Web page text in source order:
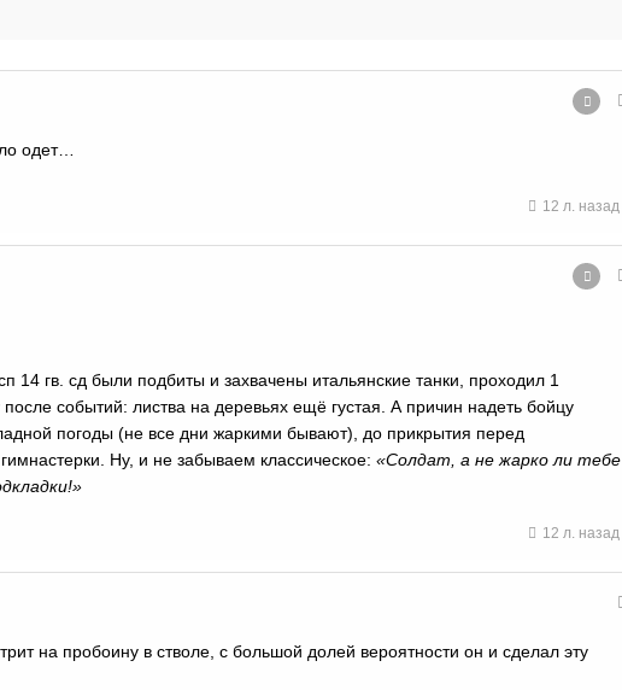
одет…
12 л. назад
14 гв. сд были подбиты и захвачены итальянские танки, проходил 1
событий: листва на деревьях ещё густая. А причин надеть бойцу
погоды (не все дни жаркими бывают), до прикрытия перед
Ну, и не забываем классическое: «Солдат, а не жарко ли тебе
12 л. назад
на пробоину в стволе, с большой долей вероятности он и сделал эту